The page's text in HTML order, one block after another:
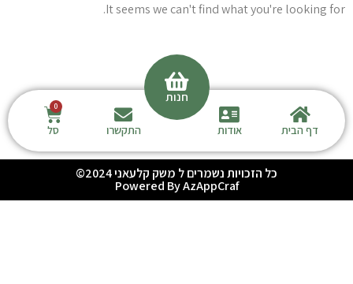
It seems we can't find what you're looking for.
חנות
דף הבית אודות התקשרו סל
כל הזכויות נשמרים ל משק קלעאני 2024©
Powered By AzAppCraf